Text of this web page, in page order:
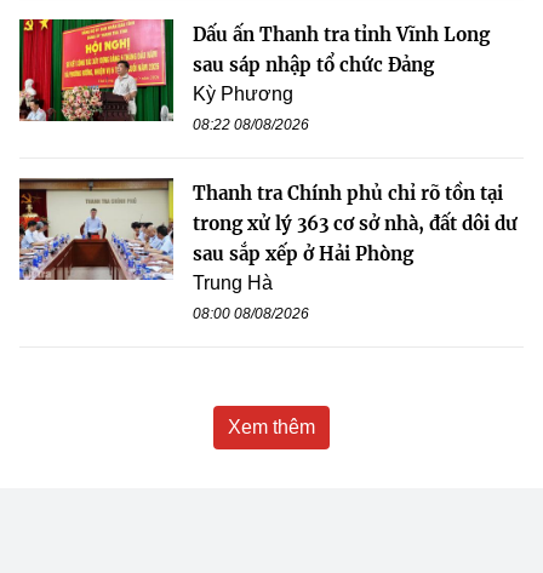
Dấu ấn Thanh tra tỉnh Vĩnh Long
sau sáp nhập tổ chức Đảng
Kỳ Phương
08:22 08/08/2026
Thanh tra Chính phủ chỉ rõ tồn tại
trong xử lý 363 cơ sở nhà, đất dôi dư
sau sắp xếp ở Hải Phòng
Trung Hà
08:00 08/08/2026
Xem thêm